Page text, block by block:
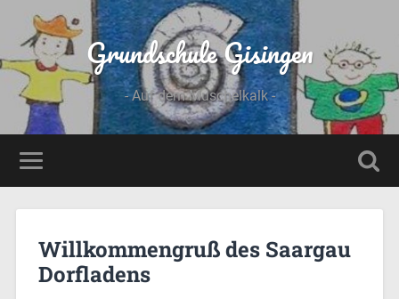
Grundschule Gisingen
- Auf dem Muschelkalk -
Willkommengruß des Saargau
Dorfladens